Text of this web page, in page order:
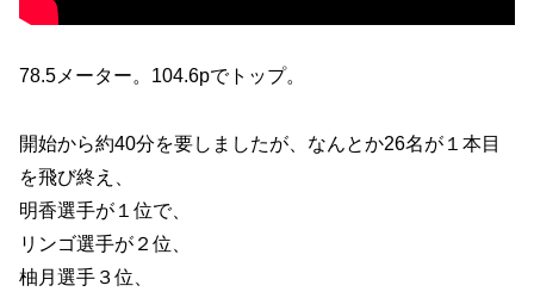
78.5メーター。104.6pでトップ。
開始から約40分を要しましたが、なんとか26名が１本目
を飛び終え、
明香選手が１位で、
リンゴ選手が２位、
柚月選手３位、